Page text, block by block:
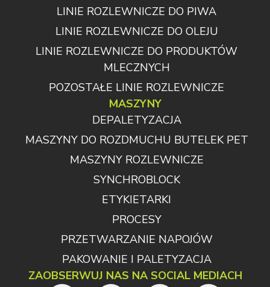
LINIE ROZLEWNICZE DO PIWA
LINIE ROZLEWNICZE DO OLEJU
LINIE ROZLEWNICZE DO PRODUKTÓW
MLECZNYCH
POZOSTAŁE LINIE ROZLEWNICZE
MASZYNY
DEPALETYZACJA
MASZYNY DO ROZDMUCHU BUTELEK PET
MASZYNY ROZLEWNICZE
SYNCHROBLOCK
ETYKIETARKI
PROCESY
PRZETWARZANIE NAPOJÓW
PAKOWANIE I PALETYZACJA
ZAOBSERWUJ NAS NA SOCIAL MEDIACH